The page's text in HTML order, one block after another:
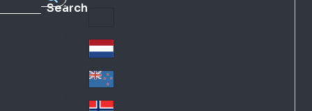
Search
Lat
in
A
me
ric
Ne
the
rla
Ne